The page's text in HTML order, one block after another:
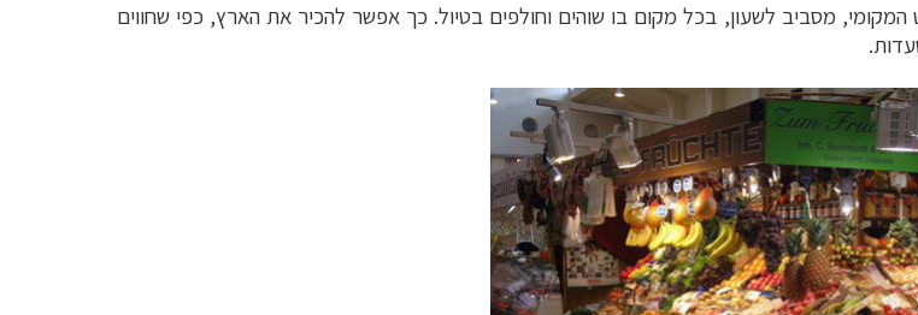
מסביב לשעון, בכל מקום בו שוהים וחולפים בטיול. כך אפשר להכיר את הארץ, כפי שחווים